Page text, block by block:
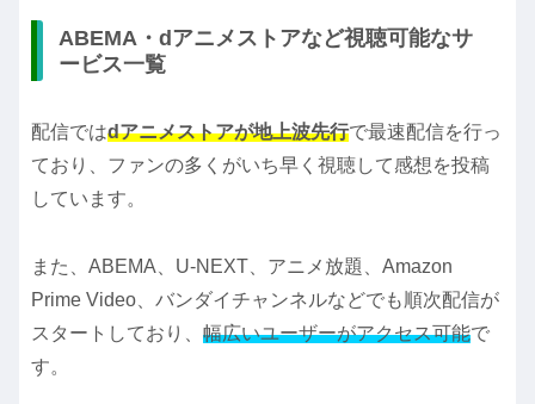
ABEMA・dアニメストアなど視聴可能なサ
ービス一覧
配信ではdアニメストアが地上波先行で最速配信を行っ
ており、ファンの多くがいち早く視聴して感想を投稿
しています。
また、ABEMA、U-NEXT、アニメ放題、Amazon
Prime Video、バンダイチャンネルなどでも順次配信が
スタートしており、 幅広いユーザーがアクセス可能で
す。